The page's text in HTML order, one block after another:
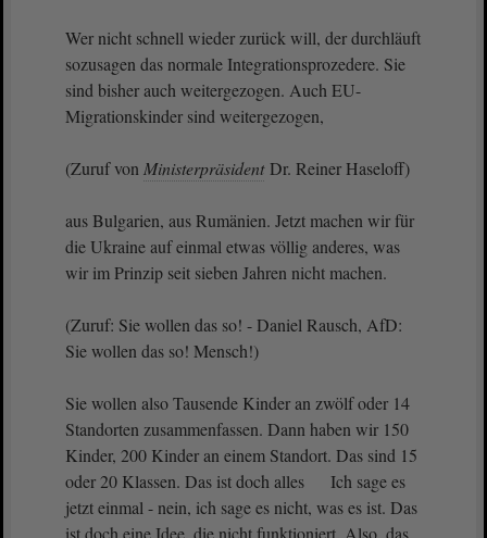
Wer nicht schnell wieder zurück will, der durchläuft
sozusagen das normale Integrationsprozedere. Sie
sind bisher auch weitergezogen. Auch EU-
Migrationskinder sind weitergezogen,
(Zuruf von Ministerpräsident Dr. Reiner Haseloff)
aus Bulgarien, aus Rumänien. Jetzt machen wir für
die Ukraine auf einmal etwas völlig anderes, was
wir im Prinzip seit sieben Jahren nicht machen.
(Zuruf: Sie wollen das so! - Daniel Rausch, AfD:
Sie wollen das so! Mensch!)
Sie wollen also Tausende Kinder an zwölf oder 14
Standorten zusammenfassen. Dann haben wir 150
Kinder, 200 Kinder an einem Standort. Das sind 15
oder 20 Klassen. Das ist doch alles Ich sage es
jetzt einmal - nein, ich sage es nicht, was es ist. Das
ist doch eine Idee, die nicht funktioniert. Also, das